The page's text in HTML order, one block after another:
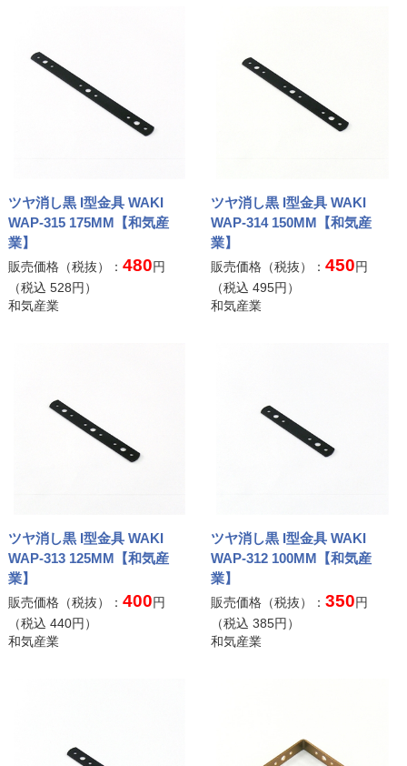
ツヤ消し黒 I型金具 WAKI
WAP-315 175MM【和気産
業】
販売価格（税抜）： 480円
（税込 528円）
和気産業
ツヤ消し黒 I型金具 WAKI
WAP-314 150MM【和気産
業】
販売価格（税抜）：450円
（税込495円）
和気産業
ツヤ消し黒 I型金具 WAKI
WAP-313 125MM【和気産
業】
販売価格（税抜）： 400円
（税込 440円）
和気産業
ツヤ消し黒 I型金具 WAKI
WAP-312 100MM【和気産
業】
販売価格（税抜）：350円
（税込385円）
和気産業